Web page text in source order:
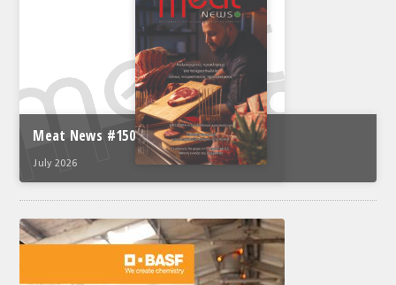
Meat News #150
July 2026